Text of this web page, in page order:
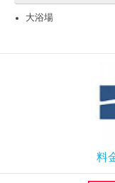
大浴場
料